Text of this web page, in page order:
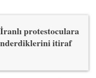
protestoculara
itiraf